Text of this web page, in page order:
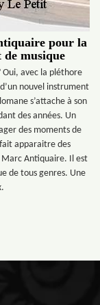
pour la
musique
Oui, avec la pléthore
nouvel instrument
s’attache à son
des années. Un
des moments de
apparaitre des
Marc Antiquaire. Il est
de tous genres. Une